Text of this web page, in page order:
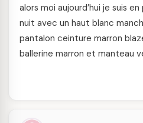
alors moi aujourd’hui je suis
nuit avec un haut blanc
pantalon ceinture marron
ballerine marron et manteau